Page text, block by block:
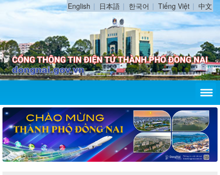
English 日本語 한국어 Tiếng Việt 中文